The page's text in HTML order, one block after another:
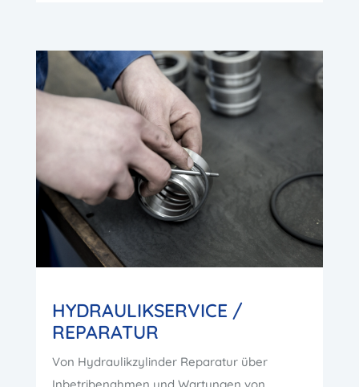
HYDRAULIKSERVICE /
REPARATUR
Von Hydraulikzylinder Reparatur über
Inbetribenahmen und Wartungen von